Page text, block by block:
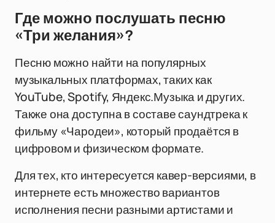
Где можно послушать песню
«Три желания»?
Песню можно найти на популярных
музыкальных платформах, таких как
YouTube, Spotify, Яндекс.Музыка и других.
Также она доступна в составе саундтрека к
фильму «Чародеи», который продаётся в
цифровом и физическом формате.
Для тех, кто интересуется кавер-версиями, в
интернете есть множество вариантов
исполнения песни разными артистами и